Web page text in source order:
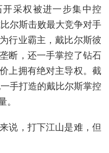
采权被进一步集中控
尔斯击败最大竞争对手
行业霸主，戴比尔斯彼
断，还一手掌控了钻石
上拥有绝对主导权。截
手打造的戴比尔斯掌控
说，打下江山是难，但